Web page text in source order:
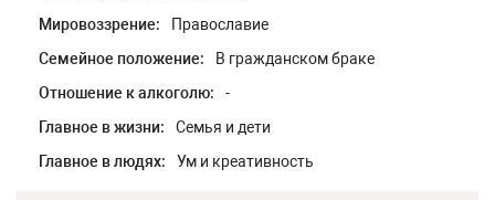
Мировоззрение:
Православие
Семейное положение:
В гражданском браке
Отношение к алкоголю:
-
Главное в жизни:
Семья и дети
Главное в людях:
Ум и креативность